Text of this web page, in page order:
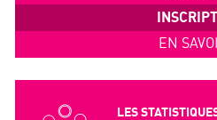
EN
LES